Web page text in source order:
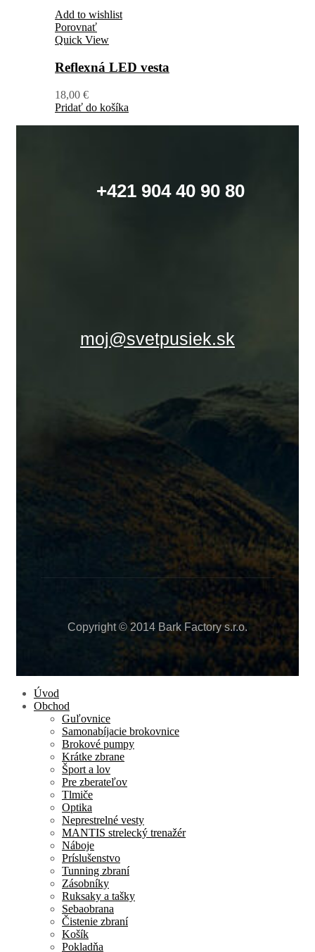
Add to wishlist
Porovnať
Quick View
Reflexná LED vesta
18,00 €
Pridať do košíka
+421 904 40 90 80
moj@svetpusiek.sk
Copyright © 2014 Bark Factory s.r.o.
Úvod
Obchod
Guľovnice
Samonabíjacie brokovnice
Brokové pumpy
Krátke zbrane
Šport a lov
Pre zberateľov
Tlmiče
Optika
Neprestrelné vesty
MANTIS strelecký trenažér
Náboje
Príslušenstvo
Tunning zbraní
Zásobníky
Ruksaky a tašky
Sebaobrana
Čistenie zbraní
Košík
Pokladňa